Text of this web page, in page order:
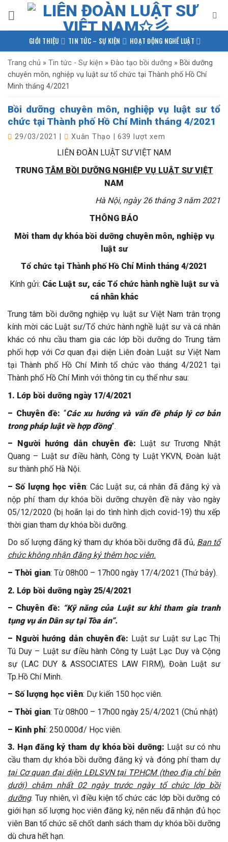
qua
nội
GIỚI THIỆU TIN TỨC – SỰ KIỆN HOẠT ĐỘNG NGHỀ LUẬT
PHÁP LUẬT QUỐC TẾ NGHIÊN CỨU – TRAO ĐỔI
KIẾN THỨC PHÁP LUẬT
Trang chủ » Tin tức - Sự kiện » Đào tạo bồi dưỡng » Bồi dưỡng
chuyên môn, nghiệp vụ luật sư tổ chức tại Thành phố Hồ Chí
Minh tháng 4/2021
Bồi dưỡng chuyên môn, nghiệp vụ luật sư tổ
chức tại Thành phố Hồ Chí Minh tháng 4/2021
29/03/2021 Xuân Thạo 639 lượt xem
LIÊN ĐOÀN LUẬT SƯ VIỆT NAM
TRUNG TÂM BỒI DƯỠNG NGHIỆP VỤ LUẬT SƯ VIỆT
NAM
Hà Nội, ngày 26 tháng 3 năm 2021
THÔNG BÁO
Mời tham dự khóa bồi dưỡng chuyên môn, nghiệp vụ
luật sư
Tổ chức tại Thành phố Hồ Chí Minh tháng 4/2021
Kính gửi: Các Luật sư, các Tổ chức hành nghề luật sư và
cá nhân khác
Trung tâm bồi dưỡng nghiệp vụ luật sư Việt Nam trân trọng
kính mời các Luật sư/Tổ chức hành nghề luật sư và cá nhân
khác có nhu cầu tham gia các lớp bồi dưỡng do Trung tâm
phối hợp với Cơ quan đại diện Liên đoàn Luật sư Việt Nam
tại Thành phố Hồ Chí Minh tổ chức vào tháng 4/2021 tại
Thành phố Hồ Chí Minh với thông tin cụ thể như sau:
1. Lớp bồi dưỡng ngày 17/4/2021
– Chuyên đề: “Các xu hướng và vấn đề pháp lý cơ bản
trong pháp luật về hợp đồng”.
– Người hướng dẫn chuyên đề: Luật sư Trương Nhật
Quang – Luật sư điều hành, Công ty Luật YKVN, Đoàn luật
sư thành phố Hà Nội.
– Số lượng học viên: Các Luật sư, cá nhân đã đăng ký và
nộp phí tham dự khóa bồi dưỡng chuyên đề này vào ngày
05/12/2020 (bị hoãn lại do tình hình dịch covid-19) thu xếp
thời gian tham dự khóa bồi dưỡng.
Do số lượng đăng ký tham dự khóa bồi dưỡng đã đủ, Ban tổ
chức không nhận đăng ký thêm học viên.
– Thời gian: Từ 08h00 – 17h00 ngày 17/4/2021 (Thứ bảy).
2. Lớp bồi dưỡng ngày 25/4/2021
– Chuyên đề: “Kỹ năng của Luật sư khi tham gia tranh
tụng vụ án Dân sự tại Tòa án”.
– Người hướng dẫn chuyên đề: Luật sư Luật sư Lạc Thị
Tú Duy – Luật sư điều hành Công ty Luật Lạc Duy và Cộng
sự (LAC DUY & ASSOCIATES LAW FIRM), Đoàn Luật sư
Tp.Hồ Chí Minh.
– Số lượng học viên: Dự kiến 150 học viên.
– Thời gian: Từ 08h00 – 17h00 ngày 25/4/2021 (Chủ nhật)
– Kinh phí: 250.000đ/ Học viên.
3. Hạn đăng ký tham dự khóa bồi dưỡng: Luật sư có nhu
cầu tham dự khóa bồi dưỡng đăng ký và đóng phí tham dự
tại Cơ quan đại diện LĐLSVN tại TP.HCM (theo địa chỉ bên
dưới) chậm nhất 02 ngày trước ngày tổ chức lớp bồi
dưỡng. Tuy nhiên, vì điều kiện tổ chức các lớp bồi dưỡng có
giới hạn số lượng học viên đăng ký, nên nếu đã nhận đủ học
viên Ban tổ chức sẽ chốt danh sách tham dự khóa bồi dưỡng
dù chưa hết hạn.